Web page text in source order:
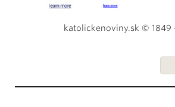
katolickenoviny.sk © 1849